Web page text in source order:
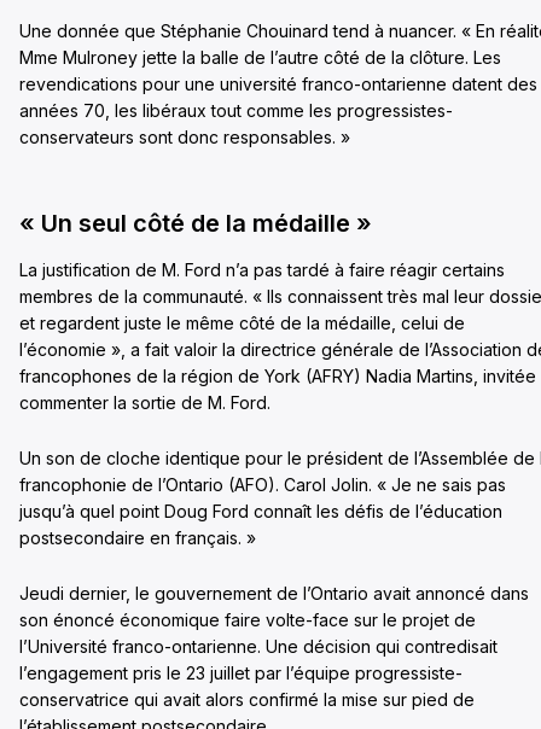
Une donnée que Stéphanie Chouinard tend à nuancer. « En
Mme Mulroney jette la balle de l’autre côté de la clôture. Les
revendications pour une université franco-ontarienne datent des
années 70, les libéraux tout comme les progressistes-
conservateurs sont donc responsables. »
« Un seul côté de la médaille »
La justification de M. Ford n’a pas tardé à faire réagir certains
membres de la communauté. « Ils connaissent très mal leur
et regardent juste le même côté de la médaille, celui de
l’économie », a fait valoir la directrice générale de l’Association
francophones de la région de York (AFRY) Nadia Martins, invitée
commenter la sortie de M. Ford.
Un son de cloche identique pour le président de l’Assemblée de
francophonie de l’Ontario (AFO). Carol Jolin. « Je ne sais pas
jusqu’à quel point Doug Ford connaît les défis de l’éducation
postsecondaire en français. »
Jeudi dernier, le gouvernement de l’Ontario avait annoncé dans
son énoncé économique faire volte-face sur le projet de
l’Université franco-ontarienne. Une décision qui contredisait
l’engagement pris le 23 juillet par l’équipe progressiste-
conservatrice qui avait alors confirmé la mise sur pied de